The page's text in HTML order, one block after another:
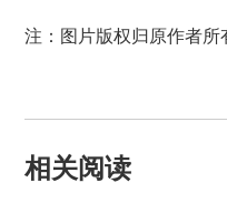
注：图片版权归原作者所
相关阅读